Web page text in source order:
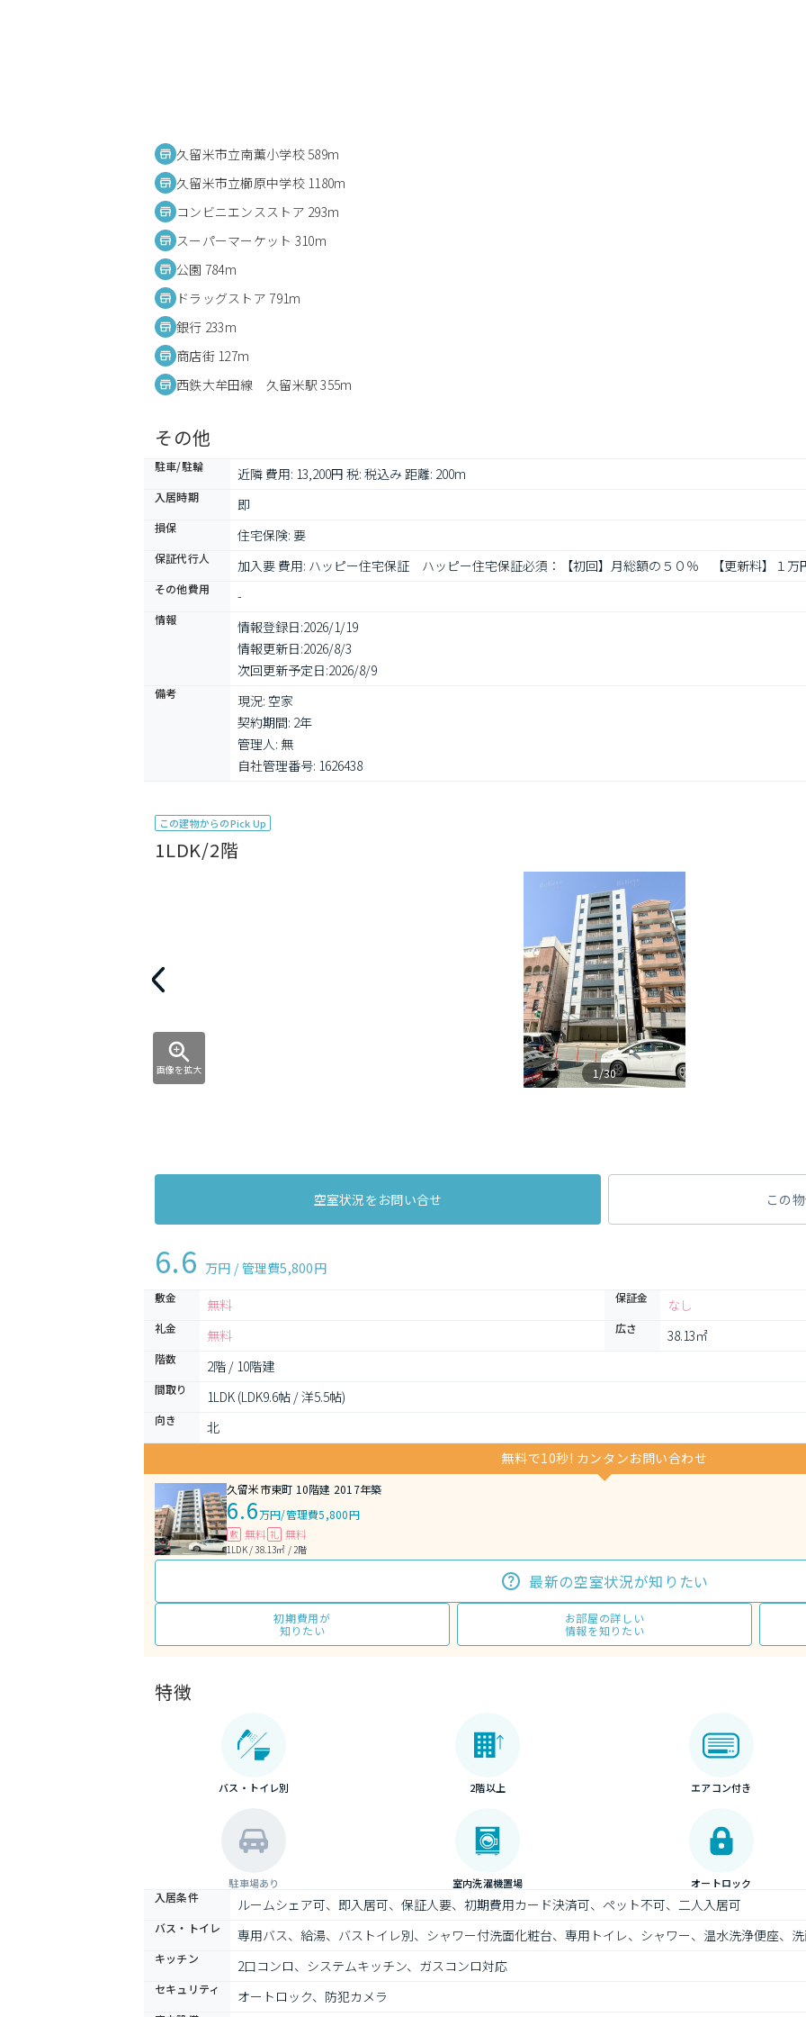
久留米市立南薫小学校 589m
久留米市立櫛原中学校 1180m
コンビニエンスストア 293m
スーパーマーケット 310m
公園 784m
ドラッグストア 791m
銀行 233m
商店街 127m
西鉄大牟田線 久留米駅 355m
その他
駐車/駐輪 近隣 費用: 13,200円 税: 税込み 距離: 200m
入居時期 即
損保 住宅保険: 要
保証代行人 加入要 費用: ハッピー住宅保証　ハッピー住宅保証必須：【初回】月総額の５０％　【更新料】１万
その他費用 -
情報 情報登録日:2026/1/19
情報更新日:2026/8/3
次回更新予定日:2026/8/9
備考
現況: 空家
契約期間: 2年
管理人: 無
自社管理番号: 1626438
この建物からのPick Up
1LDK/2階
画像を拡大 1/30
空室状況をお問い合せ この
6.6 万円 / 管理費5,800円
敷金 無料 保証金 なし
礼金 無料 広さ 38.13㎡
階数 2階 / 10階建
間取り 1LDK (LDK9.6帖 / 洋5.5帖)
向き
北
無料で10秒! カンタンお問い合わせ
久留米市東町 10階建 2017年築
6.6万円/管理費5,800円
敷 無料 礼 無料
1LDK / 38.13㎡ / 2階
最新の空室状況が知りたい
初期費用が
知りたい
お部屋の詳しい
情報を知りたい
特徴
バス・トイレ別 2階以上 エアコン付き
駐車場あり 室内洗濯機置場 オートロック
入居条件 ルームシェア可、即入居可、保証人要、初期費用カード決済可、ペット不可、二人入居可
バス・トイレ 専用バス、給湯、バストイレ別、シャワー付洗面化粧台、専用トイレ、シャワー、温水洗浄便座、
キッチン 2口コンロ、システムキッチン、ガスコンロ対応
セキュリティ オートロック、防犯カメラ